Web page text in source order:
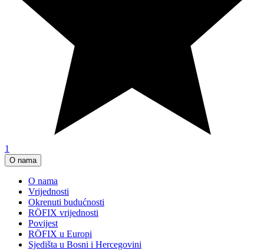
1
O nama
O nama
Vrijednosti
Okrenuti budućnosti
RÖFIX vrijednosti
Povijest
RÖFIX u Europi
Sjedišta u Bosni i Hercegovini